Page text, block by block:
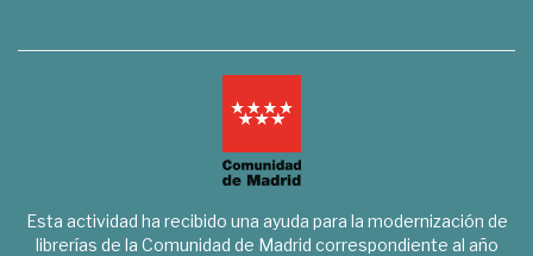
Esta actividad ha recibido una ayuda para la modernización de
librerías de la Comunidad de Madrid correspondiente al año